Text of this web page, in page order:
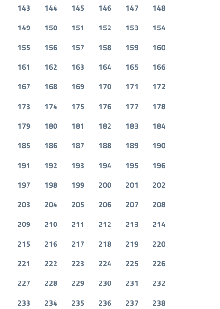
143
144 145 146 147
148
149
150 151 152 153
154
155
156 157 158 159
160
161
162 163 164 165
166
167
168 169 170 171
172
173
174 175 176 177
178
179
180 181 182 183
184
185
186 187 188 189
190
191
192 193 194 195
196
197
198 199 200 201
202
203
204 205 206 207
208
209
210 211 212 213
214
215
216 217 218 219
220
221
222 223 224 225
226
227
228 229 230 231
232
233
234 235 236 237 238